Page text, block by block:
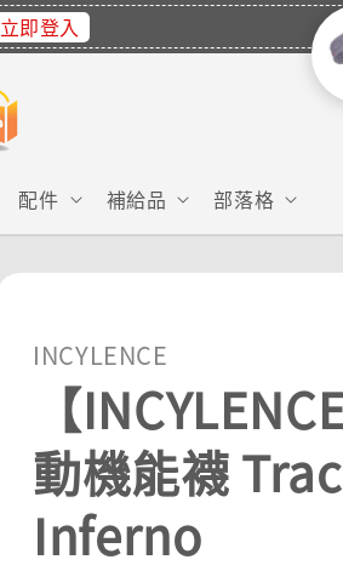
立即登入
配件 補給品 部落格
INCYLENCE
【
動機能襪
Inferno